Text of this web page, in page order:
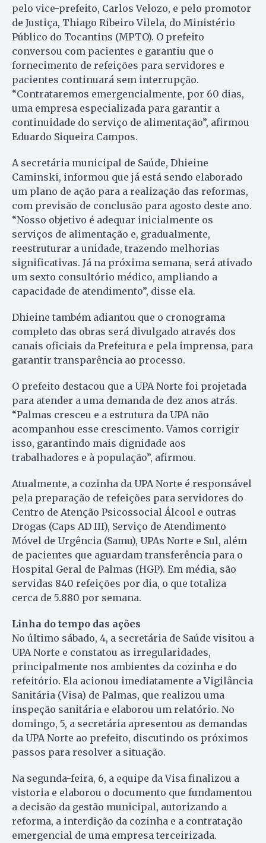
pelo vice-prefeito, Carlos Velozo, e pelo promotor
de Justiça, Thiago Ribeiro Vilela, do Ministério
Público do Tocantins (MPTO). O prefeito
conversou com pacientes e garantiu que o
fornecimento de refeições para servidores e
pacientes continuará sem interrupção.
“Contrataremos emergencialmente, por 60 dias,
uma empresa especializada para garantir a
continuidade do serviço de alimentação”, afirmou
Eduardo Siqueira Campos.
A secretária municipal de Saúde, Dhieine
Caminski, informou que já está sendo elaborado
um plano de ação para a realização das reformas,
com previsão de conclusão para agosto deste ano.
“Nosso objetivo é adequar inicialmente os
serviços de alimentação e, gradualmente,
reestruturar a unidade, trazendo melhorias
significativas. Já na próxima semana, será ativado
um sexto consultório médico, ampliando a
capacidade de atendimento”, disse ela.
Dhieine também adiantou que o cronograma
completo das obras será divulgado através dos
canais oficiais da Prefeitura e pela imprensa, para
garantir transparência ao processo.
O prefeito destacou que a UPA Norte foi projetada
para atender a uma demanda de dez anos atrás.
“Palmas cresceu e a estrutura da UPA não
acompanhou esse crescimento. Vamos corrigir
isso, garantindo mais dignidade aos
trabalhadores e à população”, afirmou.
Atualmente, a cozinha da UPA Norte é responsável
pela preparação de refeições para servidores do
Centro de Atenção Psicossocial Álcool e outras
Drogas (Caps AD III), Serviço de Atendimento
Móvel de Urgência (Samu), UPAs Norte e Sul, além
de pacientes que aguardam transferência para o
Hospital Geral de Palmas (HGP). Em média, são
servidas 840 refeições por dia, o que totaliza
cerca de 5.880 por semana.
Linha do tempo das ações
No último sábado, 4, a secretária de Saúde visitou a
UPA Norte e constatou as irregularidades,
principalmente nos ambientes da cozinha e do
refeitório. Ela acionou imediatamente a Vigilância
Sanitária (Visa) de Palmas, que realizou uma
inspeção sanitária e elaborou um relatório. No
domingo, 5, a secretária apresentou as demandas
da UPA Norte ao prefeito, discutindo os próximos
passos para resolver a situação.
Na segunda-feira, 6, a equipe da Visa finalizou a
vistoria e elaborou o documento que fundamentou
a decisão da gestão municipal, autorizando a
reforma, a interdição da cozinha e a contratação
emergencial de uma empresa terceirizada.